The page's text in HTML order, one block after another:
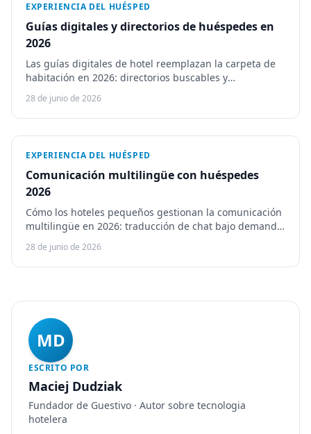
EXPERIENCIA DEL HUÉSPED
Guías digitales y directorios de huéspedes en
2026
Las guías digitales de hotel reemplazan la carpeta de
habitación en 2026: directorios buscables y
autotraducidos, con Touch Stay, Vamoos y Guestivo.
28 de junio de 2026
EXPERIENCIA DEL HUÉSPED
Comunicación multilingüe con huéspedes
2026
Cómo los hoteles pequeños gestionan la comunicación
multilingüe en 2026: traducción de chat bajo demanda,
guías y menús autotraducidos, HiJiffy y Guestivo.
28 de junio de 2026
MD
ESCRITO POR
Maciej Dudziak
Fundador de Guestivo · Autor sobre tecnologia
hotelera